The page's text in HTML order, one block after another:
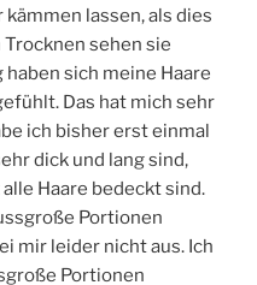
lassen, als dies
Trocknen sehen sie
haben sich meine Haare
Das hat mich sehr
ich bisher erst einmal
dick und lang sind,
Haare bedeckt sind.
Portionen
mir leider nicht aus. Ich
Portionen